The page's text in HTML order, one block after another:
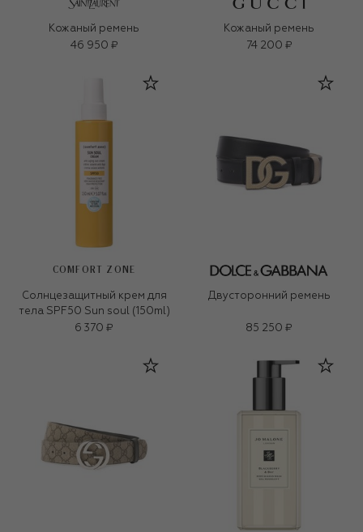
Кожаный ремень
46 950 ₽
Кожаный ремень
74 200 ₽
COMFORT ZONE
Солнцезащитный крем для
тела SPF50 Sun soul (150ml)
6 370 ₽
Двусторонний ремень
85 250 ₽